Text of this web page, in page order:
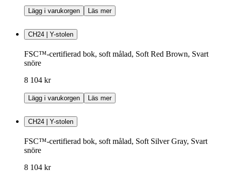
Lägg i varukorgen Läs mer
CH24 | Y-stolen
FSC™-certifierad bok, soft målad, Soft Red Brown, Svart
snöre
8 104 kr
Lägg i varukorgen Läs mer
CH24 | Y-stolen
FSC™-certifierad bok, soft målad, Soft Silver Gray, Svart
snöre
8 104 kr